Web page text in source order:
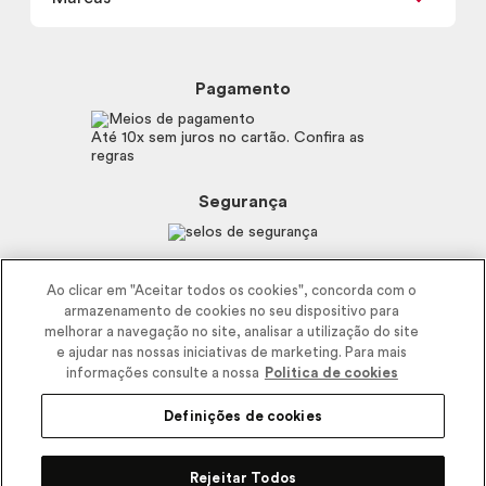
Código de defesa do consumidor
Trabalhe com a gente
Recomendações Covid19
Frete e Entrega
Fale Conosco
E-mail
Pagamento
Até 10x sem juros no cartão. Confira as
regras
Segurança
CEP 11900-000 | CNPJ/MF 11.137.051/0406-41 IE 574.066.180.111
Ao clicar em "Aceitar todos os cookies", concorda com o
armazenamento de cookies no seu dispositivo para
melhorar a navegação no site, analisar a utilização do site
e ajudar nas nossas iniciativas de marketing. Para mais
informações consulte a nossa
Politica de cookies
Definições de cookies
Rejeitar Todos